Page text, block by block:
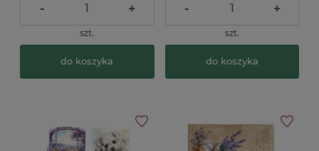
- +
szt.
do koszyka
- +
szt.
do koszyka